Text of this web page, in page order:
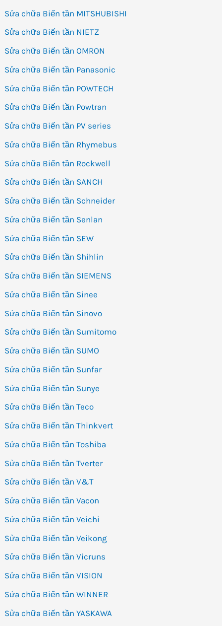
Sửa chữa Biến tần MITSHUBISHI
Sửa chữa Biến tần NIETZ
Sửa chữa Biến tần OMRON
Sửa chữa Biến tần Panasonic
Sửa chữa Biến tần POWTECH
Sửa chữa Biến tần Powtran
Sửa chữa Biến tần PV series
Sửa chữa Biến tần Rhymebus
Sửa chữa Biến tần Rockwell
Sửa chữa Biến tần SANCH
Sửa chữa Biến tần Schneider
Sửa chữa Biến tần Senlan
Sửa chữa Biến tần SEW
Sửa chữa Biến tần Shihlin
Sửa chữa Biến tần SIEMENS
Sửa chữa Biến tần Sinee
Sửa chữa Biến tần Sinovo
Sửa chữa Biến tần Sumitomo
Sửa chữa Biến tần SUMO
Sửa chữa Biến tần Sunfar
Sửa chữa Biến tần Sunye
Sửa chữa Biến tần Teco
Sửa chữa Biến tần Thinkvert
Sửa chữa Biến tần Toshiba
Sửa chữa Biến tần Tverter
Sửa chữa Biến tần V&T
Sửa chữa Biến tần Vacon
Sửa chữa Biến tần Veichi
Sửa chữa Biến tần Veikong
Sửa chữa Biến tần Vicruns
Sửa chữa Biến tần VISION
Sửa chữa Biến tần WINNER
Sửa chữa Biến tần YASKAWA